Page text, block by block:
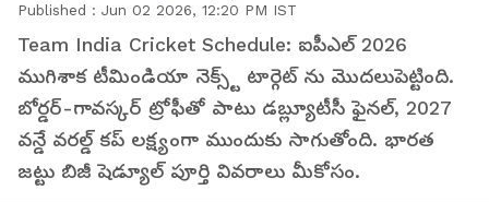
Published : Jun 02 2026, 12:20 PM IST
Team India Cricket Schedule: ఐపీఎల్ 2026
ముగిశాక టీమిండియా నెక్స్ట్ టార్గెట్ ను మొదలుపెట్టింది.
బోర్డర్-గావస్కర్ ట్రోఫీతో పాటు డబ్ల్యూటీసీ ఫైనల్, 2027
వన్డే వరల్డ్ కప్ లక్ష్యంగా ముందుకు సాగుతోంది. భారత
జట్టు బిజీ షెడ్యూల్ పూర్తి వివరాలు మీకోసం.